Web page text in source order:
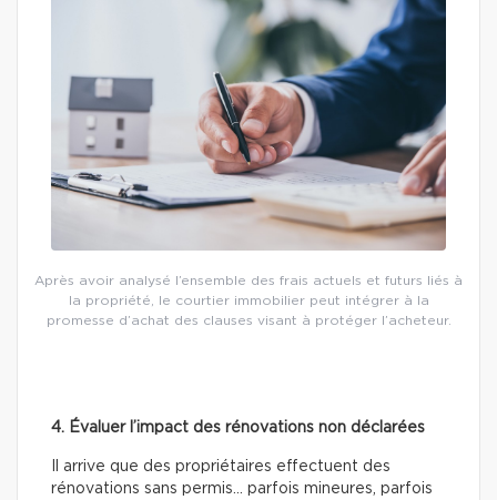
Après avoir analysé l’ensemble des frais actuels et futurs liés à
la propriété, le courtier immobilier peut intégrer à la
promesse d’achat des clauses visant à protéger l’acheteur.
4. Évaluer l’impact des rénovations non déclarées
Il arrive que des propriétaires effectuent des
rénovations sans permis… parfois mineures, parfois